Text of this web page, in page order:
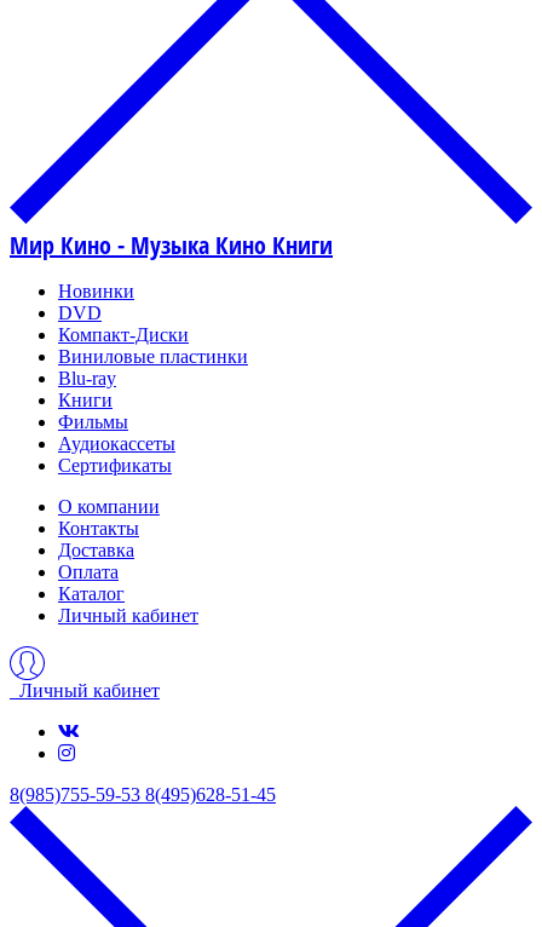
Мир Кино - Музыка Кино Книги
Новинки
DVD
Компакт-Диски
Виниловые пластинки
Blu-ray
Книги
Фильмы
Аудиокассеты
Сертификаты
О компании
Контакты
Доставка
Оплата
Каталог
Личный кабинет
Личный кабинет
8(985)755-59-53 8(495)628-51-45